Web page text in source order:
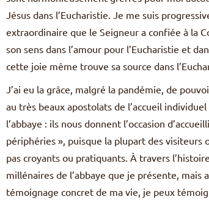
Jésus dans l’Eucharistie. Je me suis
extraordinaire que le Seigneur a confiée à la
son sens dans l’amour pour l’Eucharistie et
cette joie même trouve sa source dans
J’ai eu la grâce, malgré la pandémie, de
au très beaux apostolats de l’accueil
l’abbaye : ils nous donnent l’occasion
périphéries », puisque la plupart des visiteurs
pas croyants ou pratiquants. À travers
millénaires de l’abbaye que je présente, mais
témoignage concret de ma vie, je peux